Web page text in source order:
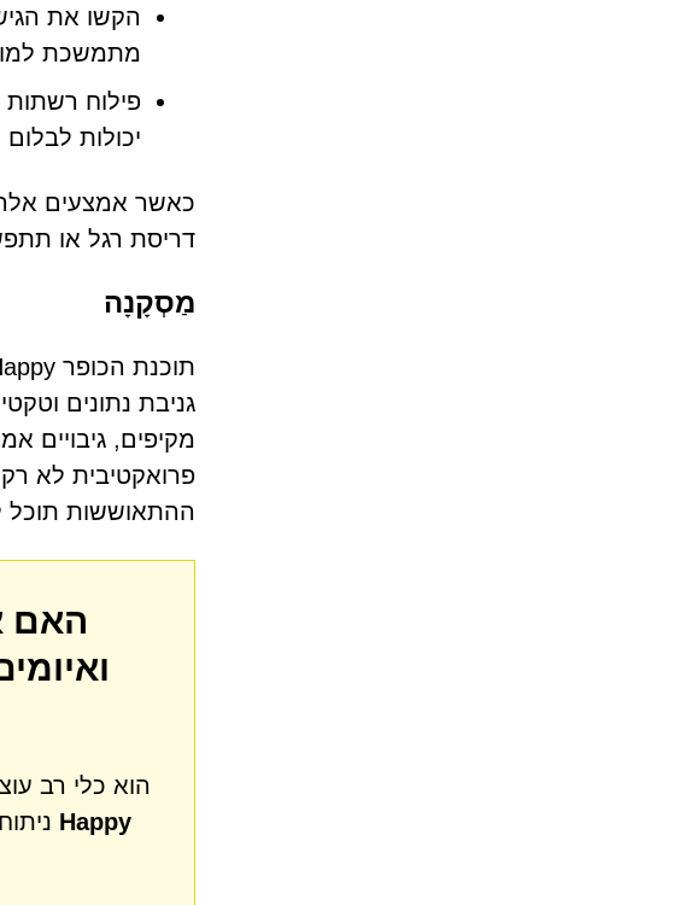
הקשו את
מתמשכת
פילוח רשתות
יכולות
כאשר אמצעים
דריסת רגל או
מַסְקָנָה
גניבת נתונים
מקיפים, גיבויים
פרואקטיבית לא
ההתאוששות תוכל
האם